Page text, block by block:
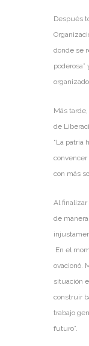
Después
donde se
Más tarde,
de
“La patria
con más
Al finalizar
de
En el
ovacionó.
situación
construir
trabajo
futuro”.